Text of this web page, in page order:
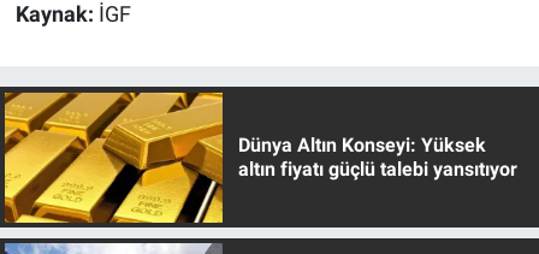
Kaynak: İGF
Dünya Altın Konseyi: Yüksek
altın fiyatı güçlü talebi yansıtıyor